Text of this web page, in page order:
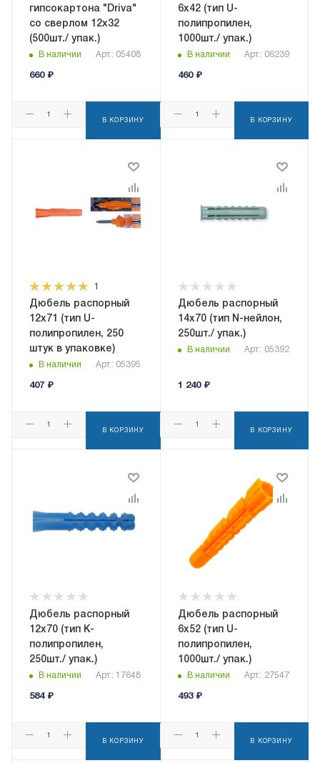
гипсокартона "Driva"
со сверлом 12x32
(500шт./ упак.)
В наличии Арт.: 05408
660₽
В КОРЗИНУ
6x42 (тип U-
полипропилен,
1000шт./ упак.)
В наличии Арт.: 06239
460₽
В КОРЗИНУ
1
Дюбель распорный
12x71 (тип U-
полипропилен, 250
штук в упаковке)
В наличии Арт.: 05395
407 ₽
В КОРЗИНУ
Дюбель распорный
14x70 (тип N-нейлон,
250шт./ упак.)
В наличии Арт.: 05392
1 240₽
В КОРЗИНУ
Дюбель распорный
12x70 (тип K-
полипропилен,
250шт./ упак.)
В наличии Арт.: 17648
584₽
В КОРЗИНУ
Дюбель распорный
6x52 (тип U-
полипропилен,
1000шт./ упак.)
В наличии Арт.: 27547
493₽
В КОРЗИНУ